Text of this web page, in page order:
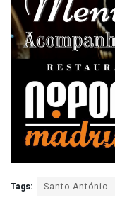
Tags: Santo António